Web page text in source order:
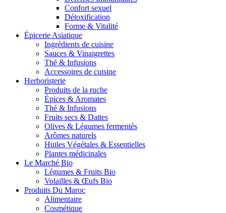
Confort sexuel
Détoxification
Forme & Vitalité
Épicerie Asiatique
Ingrédients de cuisine
Sauces & Vinaigrettes
Thé & Infusions
Accessoires de cuisine
Herboristerie
Produits de la ruche
Épices & Aromates
Thé & Infusions
Fruits secs & Dattes
Olives & Légumes fermentés
Arômes naturels
Huiles Végétales & Essentielles
Plantes médicinales
Le Marché Bio
Légumes & Fruits Bio
Volailles & Œufs Bio
Produits Du Maroc
Alimentaire
Cosmétique